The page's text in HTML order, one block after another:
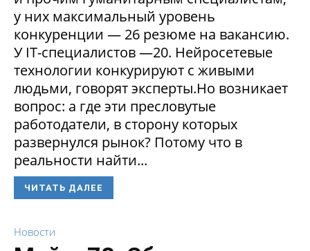
у них максимальный уровень
конкуренции — 26 резюме на вакансию.
У IT-специалистов —20. Нейросетевые
технологии конкурируют с живыми
людьми, говорят эксперты.Но возникает
вопрос: а где эти пресловутые
работодатели, в сторону которых
развернулся рынок? Потому что в
реальности найти...
ЧИТАТЬ ДАЛЕЕ
Новости